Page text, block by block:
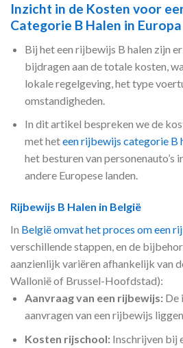
Inzicht in de Kosten voor
Categorie B Halen in Europa
Bij het een rijbewijs B halen zijn
bijdragen aan de totale kosten,
lokale regelgeving, het type
omstandigheden.
In dit artikel bespreken we de
met heteen rijbewijs categorie B
het besturen van personenauto’s
andere Europese landen.
Rijbewijs B Halen in België
In België omvat het proces om een
verschillende stappen, en de
aanzienlijk variëren afhankelijk van
Wallonië of Brussel-Hoofdstad):
Aanvraag van een rijbewijs:De
aanvragen van een rijbewijs
Kosten rijschool:Inschrijven bij